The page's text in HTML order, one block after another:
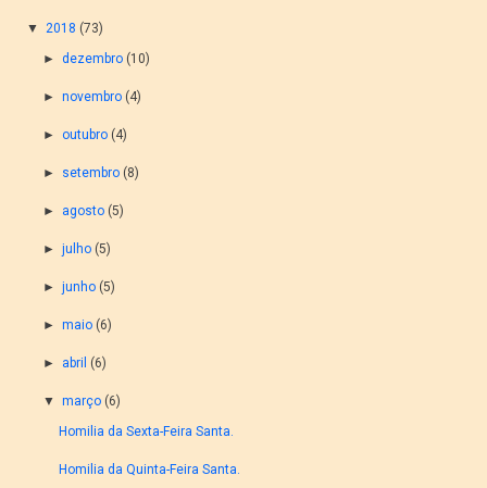
▼ 2018 (73)
► dezembro (10)
► novembro (4)
► outubro (4)
► setembro (8)
► agosto (5)
► julho (5)
► junho (5)
► maio (6)
► abril (6)
▼ março (6)
Homilia da Sexta-Feira Santa.
Homilia da Quinta-Feira Santa.